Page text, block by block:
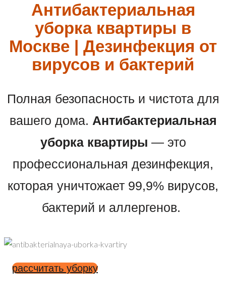
Антибактериальная
уборка квартиры в
Москве | Дезинфекция от
вирусов и бактерий
Полная безопасность и чистота для
вашего дома. Антибактериальная
уборка квартиры — это
профессиональная дезинфекция,
которая уничтожает 99,9% вирусов,
бактерий и аллергенов.
рассчитать уборку